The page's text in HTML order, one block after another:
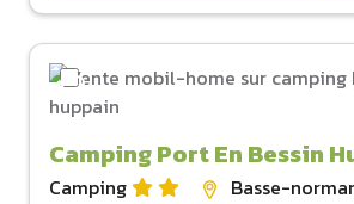
Camping Port En Bessin
Camping
Basse-